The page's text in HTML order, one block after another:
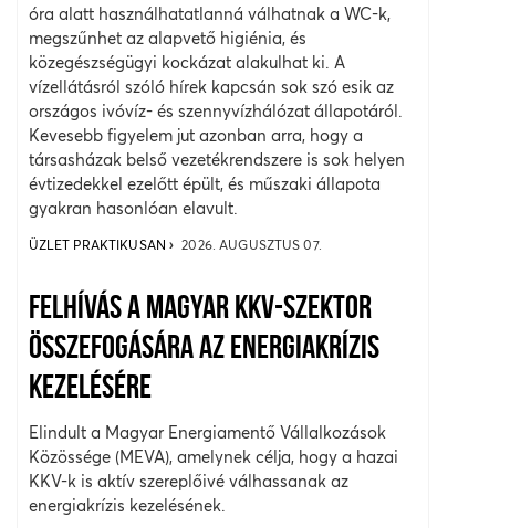
óra alatt használhatatlanná válhatnak a WC-k,
megszűnhet az alapvető higiénia, és
közegészségügyi kockázat alakulhat ki. A
vízellátásról szóló hírek kapcsán sok szó esik az
országos ivóvíz- és szennyvízhálózat állapotáról.
Kevesebb figyelem jut azonban arra, hogy a
társasházak belső vezetékrendszere is sok helyen
évtizedekkel ezelőtt épült, és műszaki állapota
gyakran hasonlóan elavult.
ÜZLET PRAKTIKUSAN 2026. AUGUSZTUS 07.
FELHÍVÁS A MAGYAR KKV-SZEKTOR
ÖSSZEFOGÁSÁRA AZ ENERGIAKRÍZIS
KEZELÉSÉRE
Elindult a Magyar Energiamentő Vállalkozások
Közössége (MEVA), amelynek célja, hogy a hazai
KKV-k is aktív szereplőivé válhassanak az
energiakrízis kezelésének.